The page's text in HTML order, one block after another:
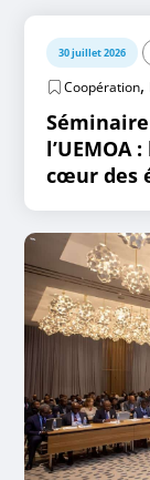
30 juillet 2026
Coopération,
l’UEMOA
cœur des